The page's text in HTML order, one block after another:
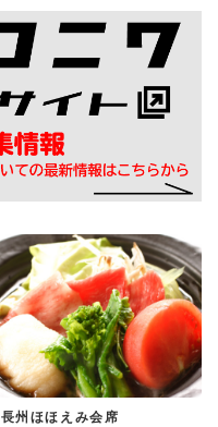
長州ほほえみ会席